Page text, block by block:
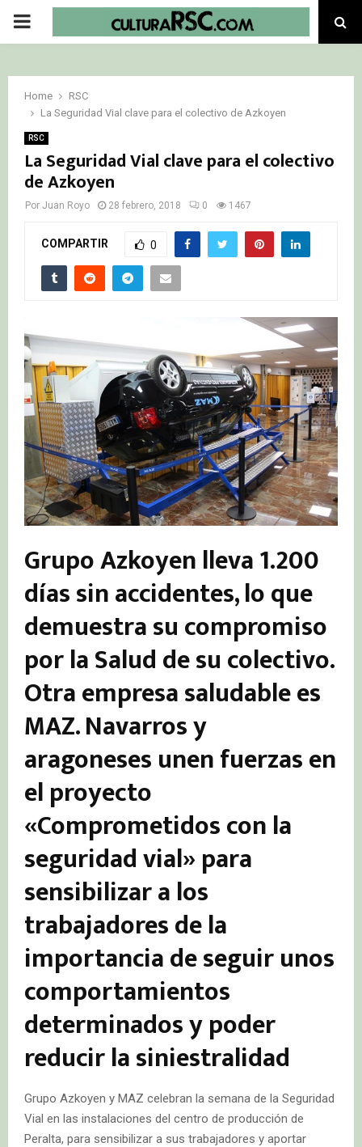
PRIMARY
Home
RSC
La Seguridad Vial clave para el colectivo de Azkoyen
RSC
La Seguridad Vial clave para el colectivo
de Azkoyen
Por Juan Royo 28 febrero, 2018 0 1467
COMPARTIR 0
Grupo Azkoyen lleva 1.200
días sin accidentes, lo que
demuestra su compromiso
por la Salud de su colectivo.
Otra empresa saludable es
MAZ. Navarros y
aragoneses unen fuerzas en
el proyecto
«Comprometidos con la
seguridad vial» para
sensibilizar a los
trabajadores de la
importancia de seguir unos
comportamientos
determinados y poder
reducir la siniestralidad
Grupo Azkoyen y MAZ celebran la semana de la Seguridad
Vial en las instalaciones del centro de producción de
Peralta, para sensibilizar a sus trabajadores y aportar